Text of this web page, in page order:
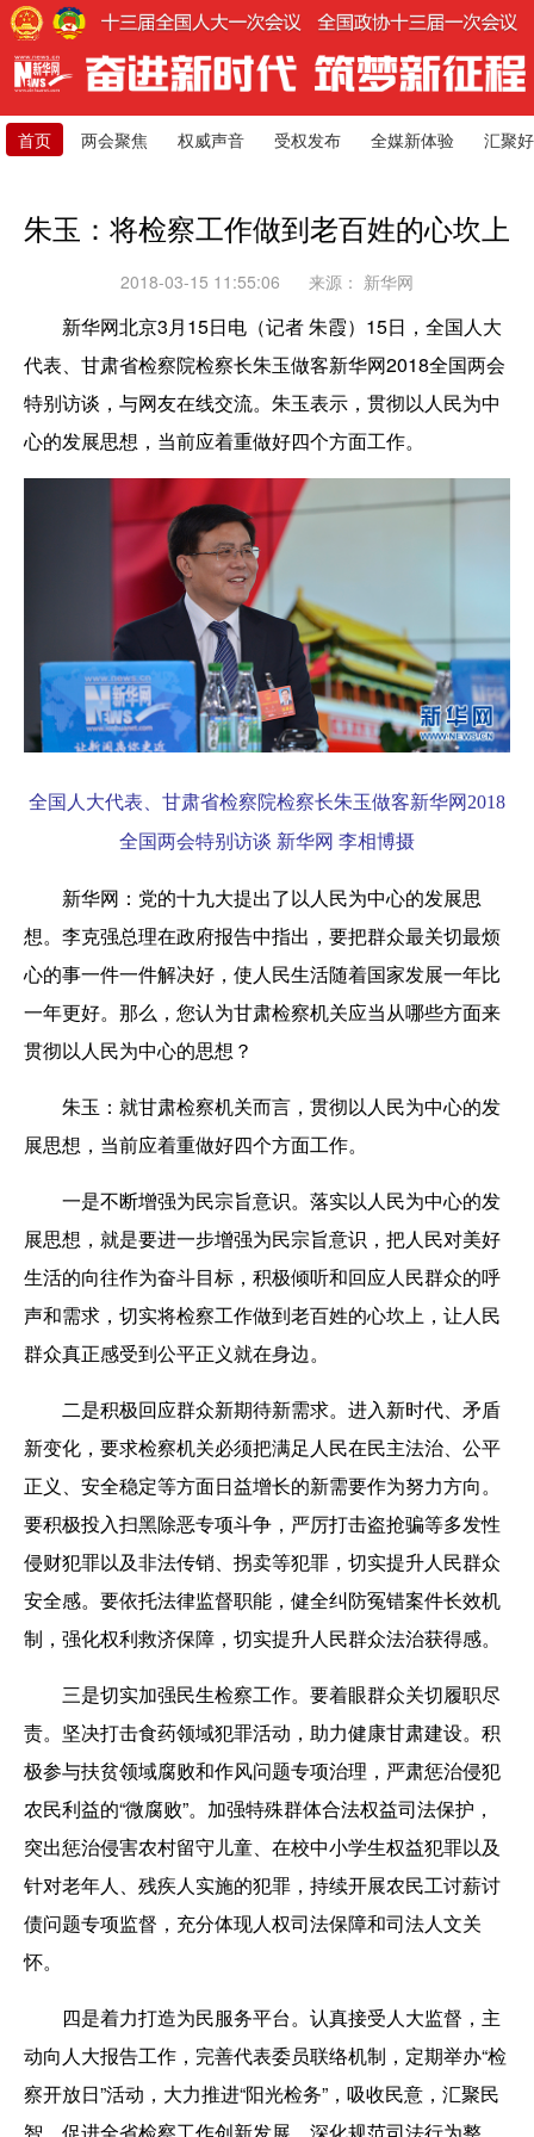
首页 两会聚焦 权威声音 受权发布 全媒新体验 汇聚
朱玉：将检察工作做到老百姓的心坎上
2018-03-15 11:55:06 来源： 新华网
新华网北京3月15日电（记者 朱霞）15日，全国人大
代表、甘肃省检察院检察长朱玉做客新华网2018全国两会
特别访谈，与网友在线交流。朱玉表示，贯彻以人民为中
心的发展思想，当前应着重做好四个方面工作。
全国人大代表、甘肃省检察院检察长朱玉做客新华网2018
全国两会特别访谈 新华网 李相博摄
新华网：党的十九大提出了以人民为中心的发展思
想。李克强总理在政府报告中指出，要把群众最关切最烦
心的事一件一件解决好，使人民生活随着国家发展一年比
一年更好。那么，您认为甘肃检察机关应当从哪些方面来
贯彻以人民为中心的思想？
朱玉： 就甘肃检察机关而言，贯彻以人民为中心的发
展思想，当前应着重做好四个方面工作。
一是不断增强为民宗旨意识。落实以人民为中心的发
展思想，就是要进一步增强为民宗旨意识，把人民对美好
生活的向往作为奋斗目标，积极倾听和回应人民群众的呼
声和需求，切实将检察工作做到老百姓的心坎上，让人民
群众真正感受到公平正义就在身边。
二是积极回应群众新期待新需求。进入新时代、矛盾
新变化，要求检察机关必须把满足人民在民主法治、公平
正义、安全稳定等方面日益增长的新需要作为努力方向。
要积极投入扫黑除恶专项斗争，严厉打击盗抢骗等多发性
侵财犯罪以及非法传销、拐卖等犯罪，切实提升人民群众
安全感。要依托法律监督职能，健全纠防冤错案件长效机
制，强化权利救济保障，切实提升人民群众法治获得感。
三是切实加强民生检察工作。要着眼群众关切履职尽
责。坚决打击食药领域犯罪活动，助力健康甘肃建设。积
极参与扶贫领域腐败和作风问题专项治理，严肃惩治侵犯
农民利益的“微腐败”。加强特殊群体合法权益司法保护，
突出惩治侵害农村留守儿童、在校中小学生权益犯罪以及
针对老年人、残疾人实施的犯罪，持续开展农民工讨薪讨
债问题专项监督，充分体现人权司法保障和司法人文关
怀。
四是着力打造为民服务平台。认真接受人大监督，主
动向人大报告工作，完善代表委员联络机制，定期举办“检
察开放日”活动，大力推进“阳光检务”，吸收民意，汇聚民